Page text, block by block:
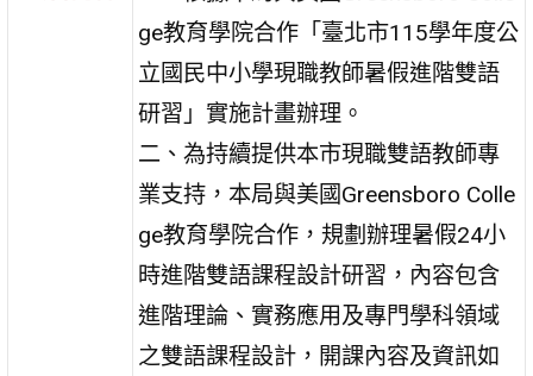
ge教育學院合作「臺北市115學年度公
立國民中小學現職教師暑假進階雙語
研習」實施計畫辦理。
二、為持續提供本市現職雙語教師專
業支持，本局與美國Greensboro Colle
ge教育學院合作，規劃辦理暑假24小
時進階雙語課程設計研習，內容包含
進階理論、實務應用及專門學科領域
之雙語課程設計，開課內容及資訊如